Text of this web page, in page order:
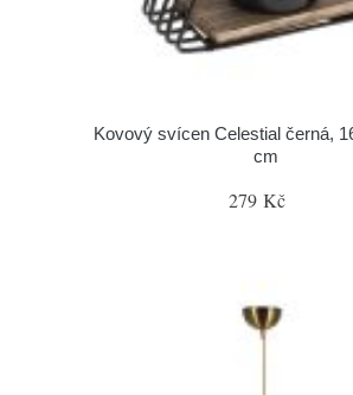
Kovový svícen Celestial černá,
cm
279 Kč